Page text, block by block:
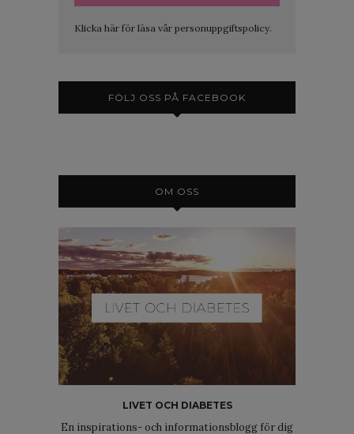
Klicka här för läsa vår personuppgiftspolicy.
FÖLJ OSS PÅ FACEBOOK
OM OSS
LIVET OCH DIABETES
En inspirations- och informationsblogg för dig